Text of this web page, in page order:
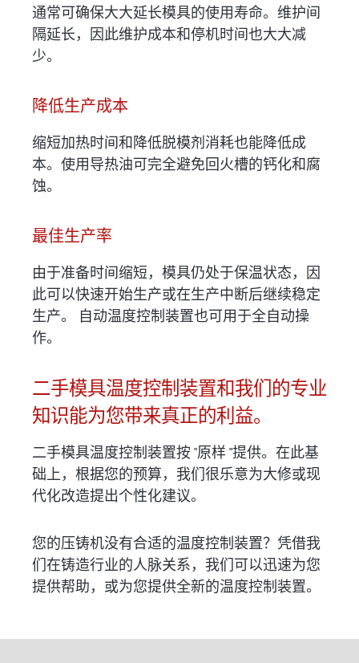
通常可确保大大延长模具的使用寿命。维护间
隔延长，因此维护成本和停机时间也大大减
少。
降低生产成本
缩短加热时间和降低脱模剂消耗也能降低成
本。使用导热油可完全避免回火槽的钙化和腐
蚀。
最佳生产率
由于准备时间缩短，模具仍处于保温状态，因
此可以快速开始生产或在生产中断后继续稳定
生产。 自动温度控制装置也可用于全自动操
作。
二手模具温度控制装置和我们的专业
知识能为您带来真正的利益。
二手模具温度控制装置按 "原样 "提供。在此基
础上，根据您的预算，我们很乐意为大修或现
代化改造提出个性化建议。
您的压铸机没有合适的温度控制装置？凭借我
们在铸造行业的人脉关系，我们可以迅速为您
提供帮助，或为您提供全新的温度控制装置。